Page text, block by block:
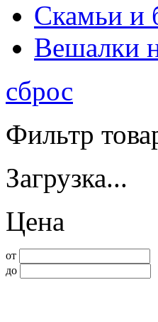
Скамьи и
Вешалки
сброс
Фильтр
Загрузка...
Цена
от
до